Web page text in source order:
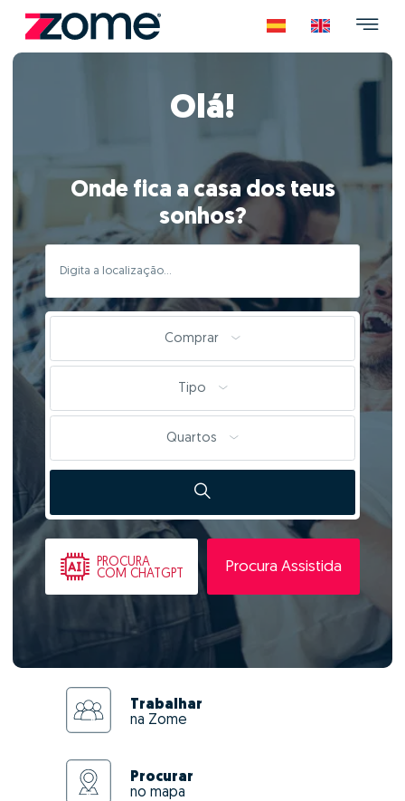
Olá!
Onde fica a casa dos teus
sonhos?
Comprar
Tipo
Quartos
PROCURA
COM CHATGPT
Procura Assistida
Trabalhar
na Zome
Procurar
no mapa